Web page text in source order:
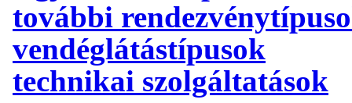
további
vendéglátástípusok
technikai szolgáltatások